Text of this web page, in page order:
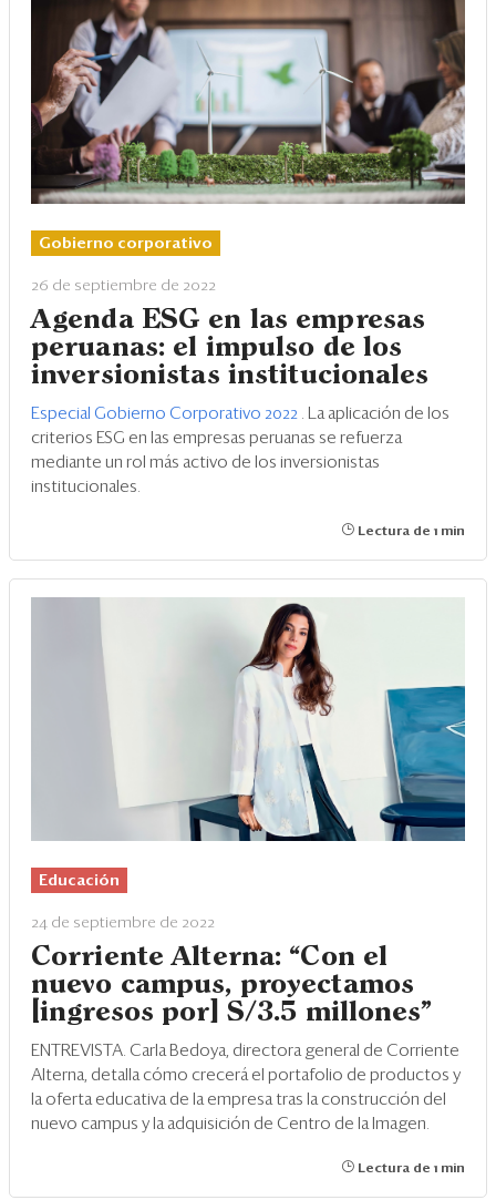
Gobierno corporativo
26 de septiembre de 2022
Agenda ESG en las empresas
peruanas: el impulso de los
inversionistas institucionales
Especial Gobierno Corporativo 2022
. La aplicación de los
criterios ESG en las empresas peruanas se refuerza
mediante un rol más activo de los inversionistas
institucionales.
Lectura de 1 min
Educación
24 de septiembre de 2022
Corriente Alterna: “Con el
nuevo campus, proyectamos
[ingresos por] S/3.5 millones"
ENTREVISTA. Carla Bedoya, directora general de Corriente
Alterna, detalla cómo crecerá el portafolio de productos y
la oferta educativa de la empresa tras la construcción del
nuevo campus y la adquisición de Centro de la Imagen.
Lectura de 1 min